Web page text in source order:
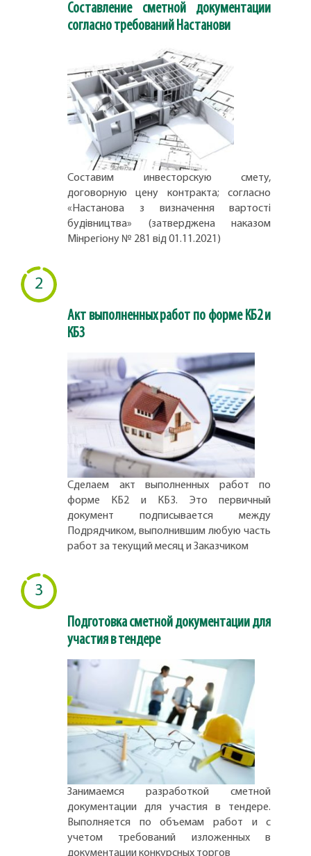
Составление сметной документации
согласно требований Настанови
Составим инвесторскую смету,
договорную цену контракта; согласно
«Настанова з визначення вартості
будівництва» (затверджена наказом
Мінрегіону № 281 від 01.11.2021)
2
Акт выполненных работ по форме КБ2 и
КБ3
Сделаем акт выполненных работ по
форме КБ2 и КБ3. Это первичный
документ подписывается между
Подрядчиком, выполнившим любую часть
работ за текущий месяц и Заказчиком
3
Подготовка сметной документации для
участия в тендере
Занимаемся разработкой сметной
документации для участия в тендере.
Выполняется по объемам работ и с
учетом требований изложенных в
документации конкурсных торгов